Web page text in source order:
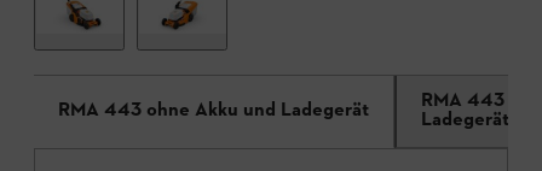
RMA 443 ohne Akku und Ladegerät RMA 443 V
Ladegerät